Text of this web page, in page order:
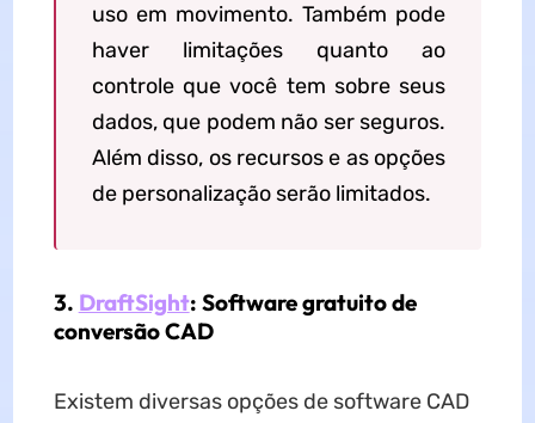
uso em movimento. Também pode
haver limitações quanto ao
controle que você tem sobre seus
dados, que podem não ser seguros.
Além disso, os recursos e as opções
de personalização serão limitados.
3. DraftSight: Software gratuito de
conversão CAD
Existem diversas opções de software CAD